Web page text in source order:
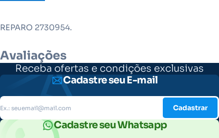
REPARO 2730954.
Avaliações
Receba ofertas e condições exclusivas
Cadastre seu E-mail
Cadastrar
Cadastre seu Whatsapp